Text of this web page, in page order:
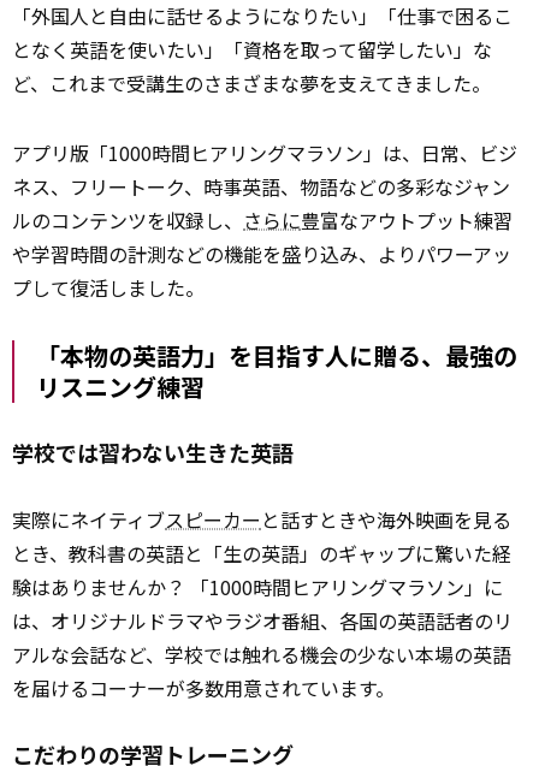
「外国人と自由に話せるようになりたい」「仕事で困るこ
となく英語を使いたい」「資格を取って留学したい」な
ど、これまで受講生のさまざまな夢を支えてきました。
アプリ版「1000時間ヒアリングマラソン」は、日常、ビジ
ネス、フリートーク、時事英語、物語などの多彩なジャン
ルのコンテンツを収録し、 さらに豊富なアウトプット練習
や学習時間の計測などの機能を盛り込み、よりパワーアッ
プして復活しました。
「本物の英語力」を目指す人に贈る、最強の
リスニング練習
学校では習わない生きた英語
実際にネイティブスピーカー と話すときや海外映画を見る
とき、教科書の英語と「生の英語」のギャップに驚いた経
験はありませんか？ 「1000時間ヒアリングマラソン」に
は、オリジナルドラマやラジオ番組、各国の英語話者のリ
アルな会話など、学校では触れる機会の少ない本場の英語
を届けるコーナーが多数用意されています。
こだわりの学習トレーニング